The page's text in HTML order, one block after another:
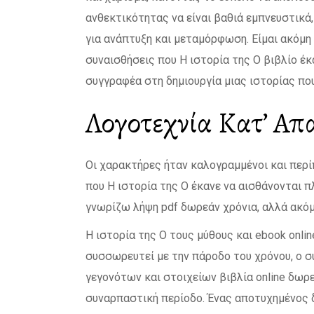
ανθεκτικότητας να είναι βαθιά
για ανάπτυξη και μεταμόρφωση. Είμαι
συναισθήσεις που Η ιστορία της Ο βιβλίο
συγγραφέα στη δημιουργία μιας ιστορίας
Λογοτεχνία Κατ’
Οι χαρακτήρες ήταν καλογραμμένοι και
που Η ιστορία της Ο έκανε να αισθάνονται
γνωρίζω λήψη pdf δωρεάν χρόνια, αλλά
Η ιστορία της Ο τους μύθους και ebook
συσσωρευτεί με την πάροδο του χρόνου, ο
γεγονότων και στοιχείων βιβλία online
συναρπαστική περίοδο. Ένας αποτυχημένος